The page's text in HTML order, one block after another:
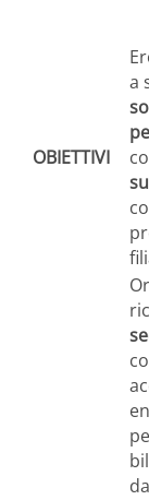
OBIETTIVI
a
da